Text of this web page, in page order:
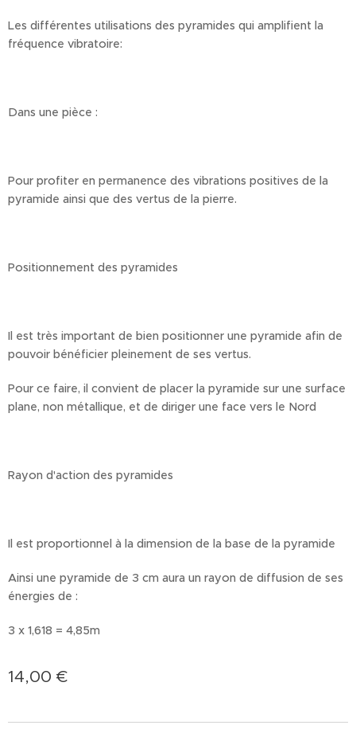
Les différentes utilisations des pyramides qui amplifient la
fréquence vibratoire:
Dans une pièce :
Pour profiter en permanence des vibrations positives de la
pyramide ainsi que des vertus de la pierre.
Positionnement des pyramides
Il est très important de bien positionner une pyramide afin de
pouvoir bénéficier pleinement de ses vertus.
Pour ce faire, il convient de placer la pyramide sur une surface
plane, non métallique, et de diriger une face vers le Nord
Rayon d'action des pyramides
Il est proportionnel à la dimension de la base de la pyramide
Ainsi une pyramide de 3 cm aura un rayon de diffusion de ses
énergies de :
3 x 1,618 = 4,85m
14,00 €